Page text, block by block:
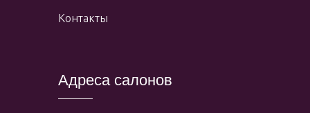
Адреса салонов
Контакты